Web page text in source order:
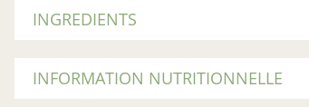
INGREDIENTS
INFORMATION NUTRITIONNELLE